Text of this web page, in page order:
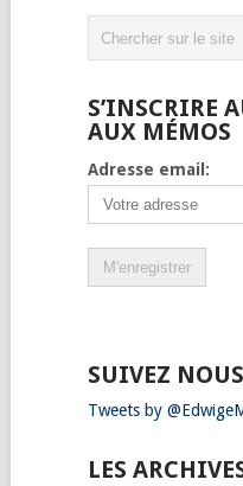
S’INSCRIRE
AUX MÉMOS
Adresse email:
SUIVEZ
Tweets by
LES